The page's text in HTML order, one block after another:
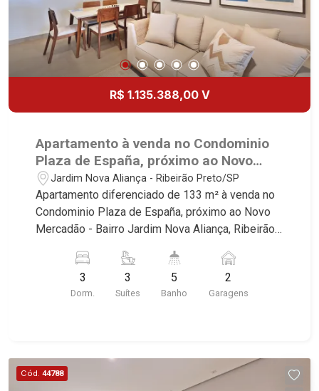
Boa Vista | Ribeirão Preto.
R$ 1.135.388,00 V
Apartamento à venda no Condominio
Plaza de España, próximo ao Novo
Mercadão - Ribeirão Preto/SP.
Jardim Nova Aliança - Ribeirão Preto/SP
Apartamento diferenciado de 133 m² à venda no
Condominio Plaza de España, próximo ao Novo
Mercadão - Bairro Jardim Nova Aliança, Ribeirão
imóvel que a Martinelli Imobiliária selecionou
para você: - 143m² de area util - 03 suites - Sala
02 ambientes com Open View - Lavabo - Cozinha
dormitórios, sala e sacada gourmet - Area de
Serviço - Banheiro de Serviço - Varanda Gourmet
3
Dorm.
3
Suítes
5
Banho
2
Garagens
Cód. 44788